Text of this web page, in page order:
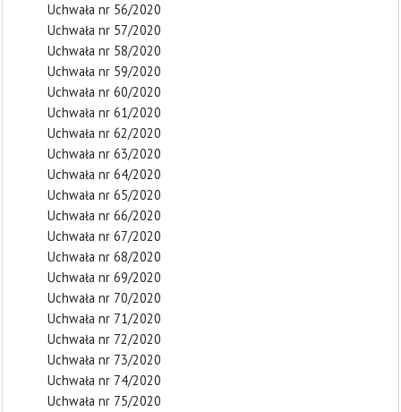
Uchwała nr 56/2020
Uchwała nr 57/2020
Uchwała nr 58/2020
Uchwała nr 59/2020
Uchwała nr 60/2020
Uchwała nr 61/2020
Uchwała nr 62/2020
Uchwała nr 63/2020
Uchwała nr 64/2020
Uchwała nr 65/2020
Uchwała nr 66/2020
Uchwała nr 67/2020
Uchwała nr 68/2020
Uchwała nr 69/2020
Uchwała nr 70/2020
Uchwała nr 71/2020
Uchwała nr 72/2020
Uchwała nr 73/2020
Uchwała nr 74/2020
Uchwała nr 75/2020